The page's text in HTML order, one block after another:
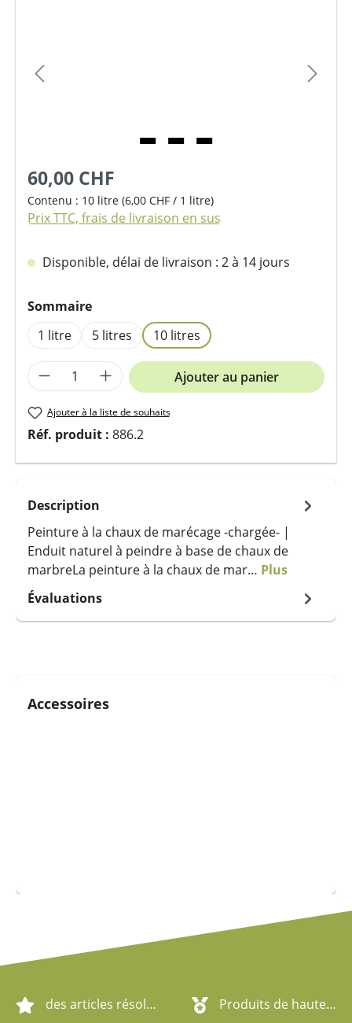
60,00 CHF
Contenu : 10 litre (6,00 CHF / 1 litre)
Prix TTC, frais de livraison en sus
Disponible, délai de livraison : 2 à 14 jours
Sélectionnez
Sommaire
1 litre
5 litres 10 litres
Quantité de produit : Entrez la
Ajouter au panier
Ajouter à la liste de souhaits
Réf. produit : 886.2
Description
Peinture à la chaux de marécage -chargée- |
Enduit naturel à peindre à base de chaux de
marbreLa peinture à la chaux de mar… Plus
Évaluations
Ignorer la galerie de produits
Accessoires
des articles résolument écologiques Produits de haute qualité